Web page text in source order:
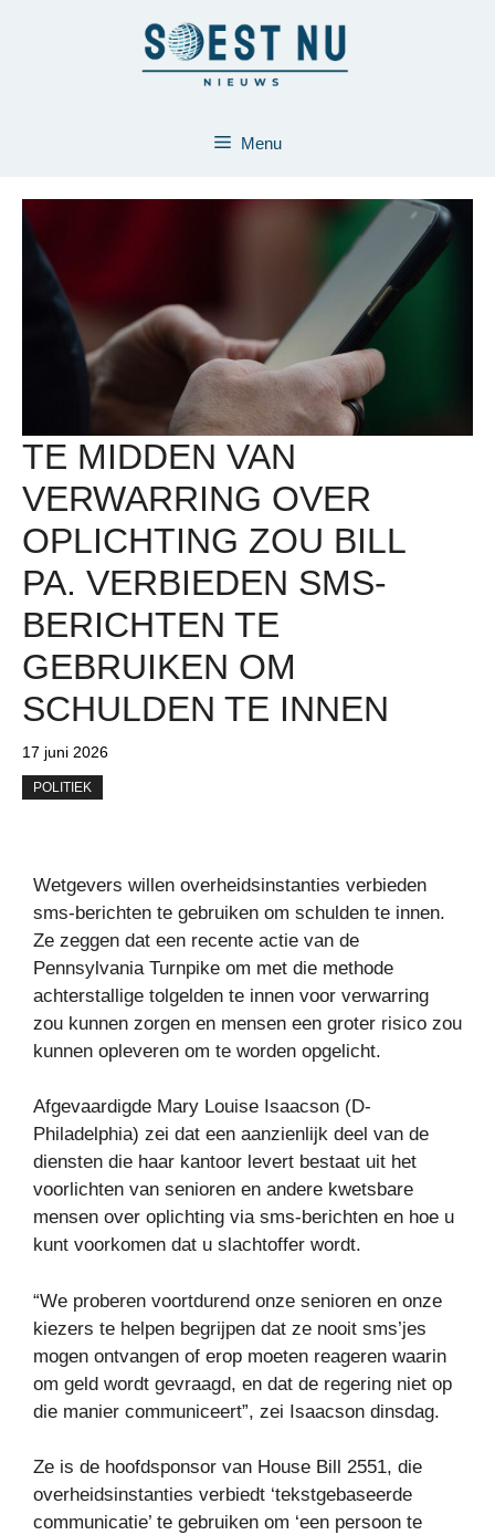
Menu
TE MIDDEN VAN
VERWARRING OVER
OPLICHTING ZOU BILL
PA. VERBIEDEN SMS-
BERICHTEN TE
GEBRUIKEN OM
SCHULDEN TE INNEN
17 juni 2026
POLITIEK
Wetgevers willen overheidsinstanties verbieden
sms-berichten te gebruiken om schulden te innen.
Ze zeggen dat een recente actie van de
Pennsylvania Turnpike om met die methode
achterstallige tolgelden te innen voor verwarring
zou kunnen zorgen en mensen een groter risico zou
kunnen opleveren om te worden opgelicht.
Afgevaardigde Mary Louise Isaacson (D-
Philadelphia) zei dat een aanzienlijk deel van de
diensten die haar kantoor levert bestaat uit het
voorlichten van senioren en andere kwetsbare
mensen over oplichting via sms-berichten en hoe u
kunt voorkomen dat u slachtoffer wordt.
“We proberen voortdurend onze senioren en onze
kiezers te helpen begrijpen dat ze nooit sms’jes
mogen ontvangen of erop moeten reageren waarin
om geld wordt gevraagd, en dat de regering niet op
die manier communiceert”, zei Isaacson dinsdag.
Ze is de hoofdsponsor van House Bill 2551, die
overheidsinstanties verbiedt ‘tekstgebaseerde
communicatie’ te gebruiken om ‘een persoon te